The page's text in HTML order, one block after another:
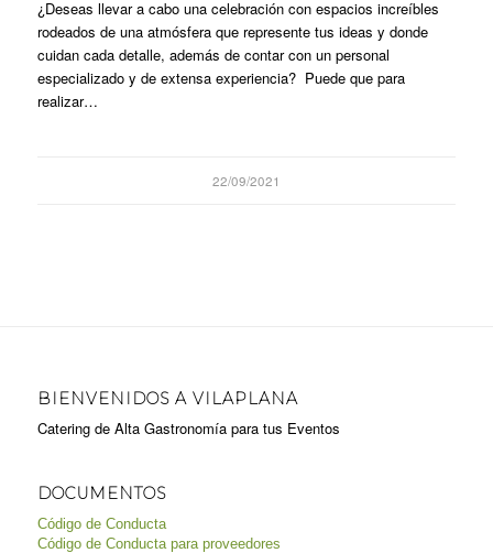
¿Deseas llevar a cabo una celebración con espacios increíbles
rodeados de una atmósfera que represente tus ideas y donde
cuidan cada detalle, además de contar con un personal
especializado y de extensa experiencia? Puede que para
realizar…
22/09/2021
BIENVENIDOS A VILAPLANA
Catering de Alta Gastronomía para tus Eventos
DOCUMENTOS
Código de Conducta
Código de Conducta para proveedores